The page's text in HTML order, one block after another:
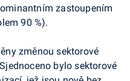
zastoupením
90 %).
změnou sektorové
bylo sektorové